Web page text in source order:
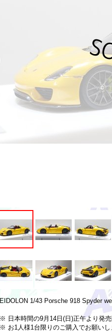
EIDOLON 1/43 Porsche 918 Spyder
※ 日本時間の9月14日(日)正午より発
※ お1人様1台限りのご購入でお願いし